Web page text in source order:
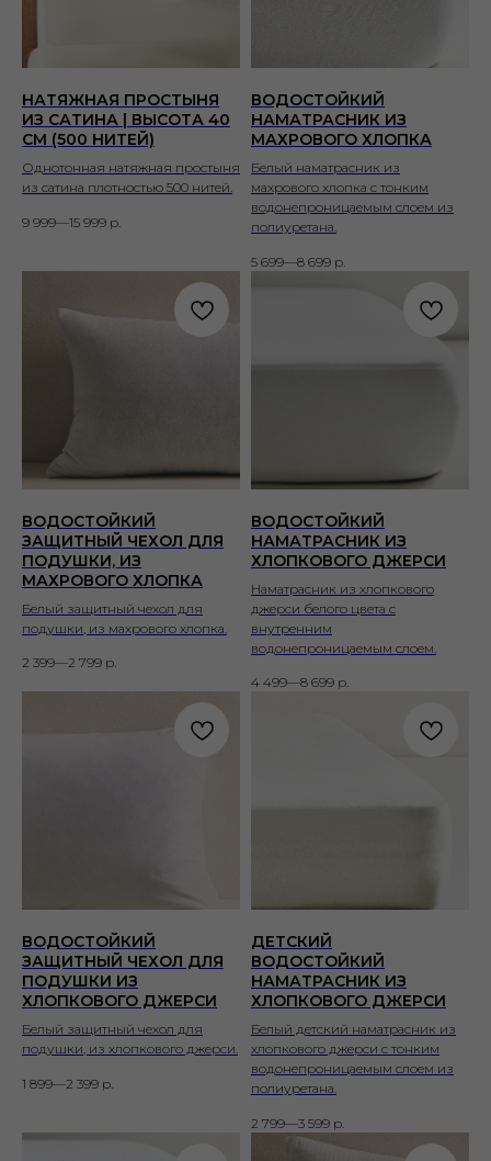
НАТЯЖНАЯ ПРОСТЫНЯ
ИЗ САТИНА | ВЫСОТА 40
СМ (500 НИТЕЙ)
Однотонная натяжная простыня
из сатина плотностью 500 нитей.
9 999—15 999 р.
ВОДОСТОЙКИЙ
НАМАТРАСНИК ИЗ
МАХРОВОГО ХЛОПКА
Белый наматрасник из
махрового хлопка с тонким
водонепроницаемым слоем из
полиуретана.
5 699—8 699 р.
ВОДОСТОЙКИЙ
ЗАЩИТНЫЙ ЧЕХОЛ ДЛЯ
ПОДУШКИ, ИЗ
МАХРОВОГО ХЛОПКА
Белый защитный чехол для
подушки, из махрового хлопка.
2 399—2 799 р.
ВОДОСТОЙКИЙ
НАМАТРАСНИК ИЗ
ХЛОПКОВОГО ДЖЕРСИ
Наматрасник из хлопкового
джерси белого цвета с
внутренним
водонепроницаемым слоем.
4 499—8 699 р.
ВОДОСТОЙКИЙ
ЗАЩИТНЫЙ ЧЕХОЛ ДЛЯ
ПОДУШКИ ИЗ
ХЛОПКОВОГО ДЖЕРСИ
Белый защитный чехол для
подушки, из хлопкового джерси.
1 899—2 399 р.
ДЕТСКИЙ
ВОДОСТОЙКИЙ
НАМАТРАСНИК ИЗ
ХЛОПКОВОГО ДЖЕРСИ
Белый детский наматрасник из
хлопкового джерси с тонким
водонепроницаемым слоем из
полиуретана.
2 799—3 599 р.